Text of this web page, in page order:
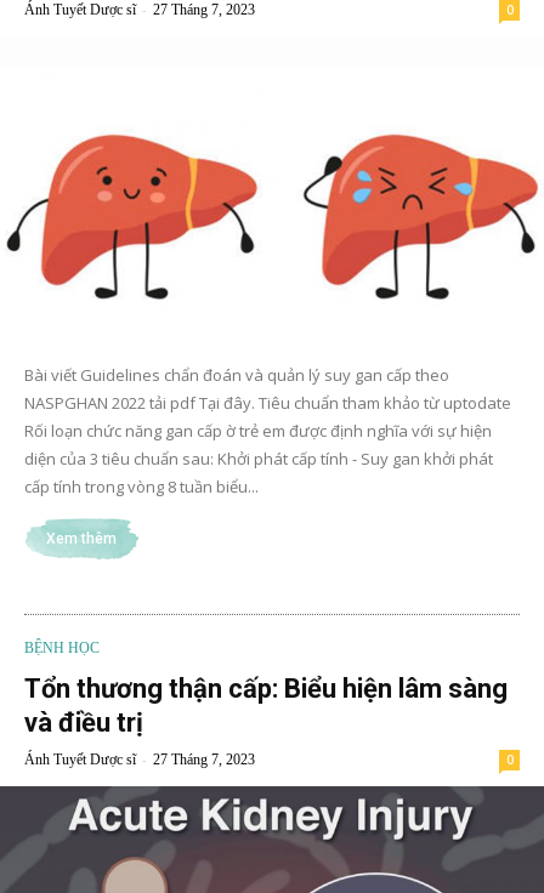
Ánh Tuyết Dược sĩ - 27 Tháng 7, 2023 0
Bài viết Guidelines chẩn đoán và quản lý suy gan cấp theo
NASPGHAN 2022 tải pdf Tại đây. Tiêu chuẩn tham khảo từ uptodate
Rối loạn chức năng gan cấp ờ trẻ em được định nghĩa với sự hiện
diện của 3 tiêu chuẩn sau: Khởi phát cấp tính - Suy gan khởi phát
cấp tính trong vòng 8 tuần biểu...
Xem thêm
BỆNH HỌC
Tổn thương thận cấp: Biểu hiện lâm sàng
và điều trị
Ánh Tuyết Dược sĩ - 27 Tháng 7, 2023 0